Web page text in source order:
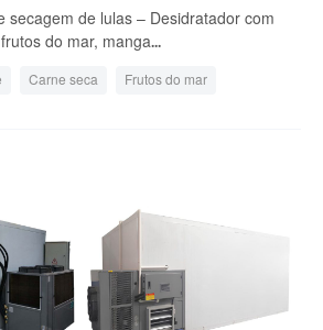
secagem de lulas – Desidratador com
do mar, manga...
Carne seca Frutos do mar